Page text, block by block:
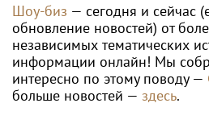
Шоу-биз — сегодня и сейчас
обновление новостей) от
независимых тематических
информации онлайн! Мы
интересно по этому поводу —
больше новостей — здесь.